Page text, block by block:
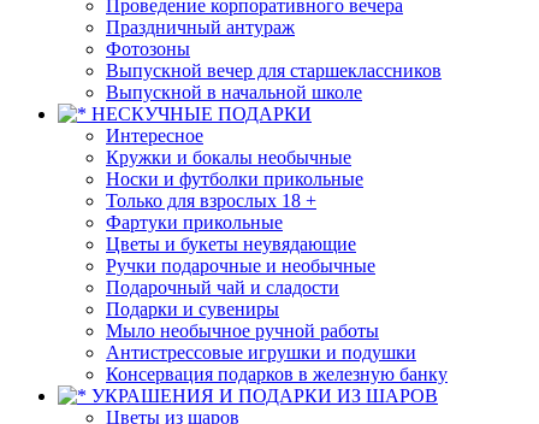
Проведение корпоративного вечера
Праздничный антураж
Фотозоны
Выпускной вечер для старшеклассников
Выпускной в начальной школе
НЕСКУЧНЫЕ ПОДАРКИ
Интересное
Кружки и бокалы необычные
Носки и футболки прикольные
Только для взрослых 18 +
Фартуки прикольные
Цветы и букеты неувядающие
Ручки подарочные и необычные
Подарочный чай и сладости
Подарки и сувениры
Мыло необычное ручной работы
Антистрессовые игрушки и подушки
Консервация подарков в железную банку
УКРАШЕНИЯ И ПОДАРКИ ИЗ ШАРОВ
Цветы из шаров